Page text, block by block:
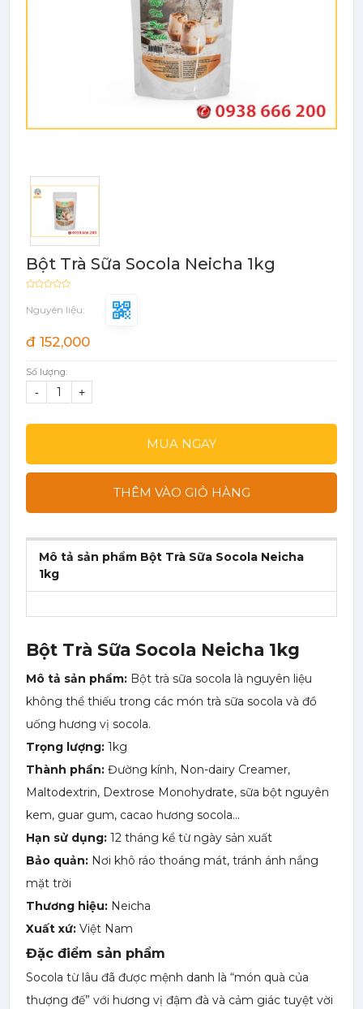
Bột Trà Sữa Socola Neicha 1kg
Nguyên liệu:
đ 152,000
Số lượng:
- +
MUA NGAY
THÊM VÀO GIỎ HÀNG
Mô tả sản phẩm Bột Trà Sữa Socola Neicha
1kg
Bột Trà Sữa Socola Neicha 1kg
Mô tả sản phẩm: Bột trà sữa socola là nguyên liệu
không thể thiếu trong các món trà sữa socola và đồ
uống hương vị socola.
Trọng lượng: 1kg
Thành phần: Đường kính, Non-dairy Creamer,
Maltodextrin, Dextrose Monohydrate, sữa bột nguyên
kem, guar gum, cacao hương socola…
Hạn sử dụng: 12 tháng kể từ ngày sản xuất
Bảo quản: Nơi khô ráo thoáng mát, tránh ánh nắng
mặt trời
Thương hiệu: Neicha
Xuất xứ: Việt Nam
Đặc điểm sản phẩm
Socola từ lâu đã được mệnh danh là “món quà của
thượng đế” với hương vị đậm đà và cảm giác tuyệt vời
TRÁI CÂY ĐÓNG HỘP (CANNED
Bột - Sữa - Thạch
Đào Ngâm - Trái Cây Hộp
Máy Móc Dụng Cụ
Phụ Kiện Các Loại